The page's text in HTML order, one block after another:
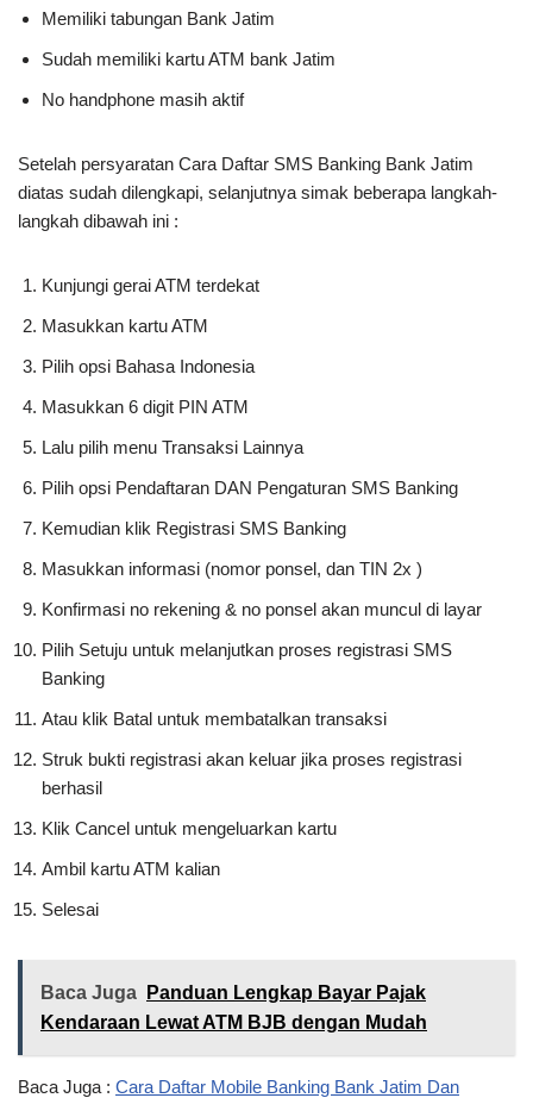
Memiliki tabungan Bank Jatim
Sudah memiliki kartu ATM bank Jatim
No handphone masih aktif
Setelah persyaratan Cara Daftar SMS Banking Bank Jatim
diatas sudah dilengkapi, selanjutnya simak beberapa langkah-
langkah dibawah ini :
Kunjungi gerai ATM terdekat
Masukkan kartu ATM
Pilih opsi Bahasa Indonesia
Masukkan 6 digit PIN ATM
Lalu pilih menu Transaksi Lainnya
Pilih opsi Pendaftaran DAN Pengaturan SMS Banking
Kemudian klik Registrasi SMS Banking
Masukkan informasi (nomor ponsel, dan TIN 2x )
Konfirmasi no rekening & no ponsel akan muncul di layar
Pilih Setuju untuk melanjutkan proses registrasi SMS
Banking
Atau klik Batal untuk membatalkan transaksi
Struk bukti registrasi akan keluar jika proses registrasi
berhasil
Klik Cancel untuk mengeluarkan kartu
Ambil kartu ATM kalian
Selesai
Baca Juga
Panduan Lengkap Bayar Pajak
Kendaraan Lewat ATM BJB dengan Mudah
Baca Juga : Cara Daftar Mobile Banking Bank Jatim Dan